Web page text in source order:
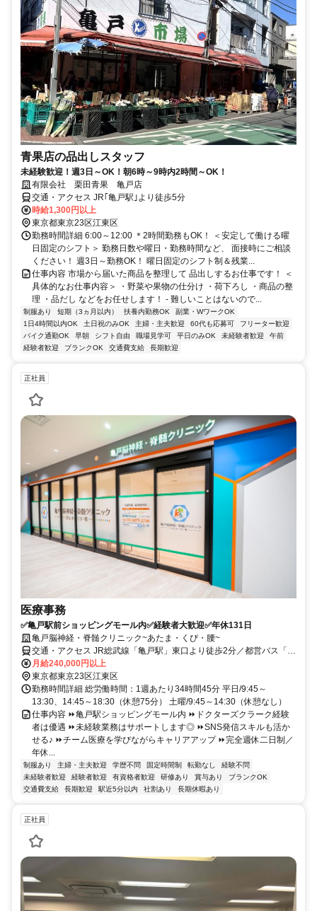
青果店の品出しスタッフ
未経験歓迎！週3日～OK！朝6時～9時内2時間～OK！
有限会社 栗田青果 亀戸店
交通・アクセス JR｢亀戸駅｣より徒歩5分
時給1,300円以上
東京都東京23区江東区
勤務時間詳細 6:00～12:00 ＊2時間勤務もOK！ ＜安定して働ける曜
日固定のシフト＞ 勤務日数や曜日・勤務時間など、 面接時にご相談
ください！ 週3日～勤務OK！ 曜日固定のシフト制＆残業...
仕事内容 市場から届いた商品を整理して 品出しするお仕事です！ ＜
具体的なお仕事内容＞ ・野菜や果物の仕分け ・荷下ろし ・商品の整
理 ・品だし などをお任せします！ - 難しいことはないので...
制服あり 短期（3ヵ月以内） 扶養内勤務OK
副業・WワークOK
1日4時間以内OK
土日祝のみOK 主婦・主夫歓迎 60代も応募可
フリーター歓迎
バイク通勤OK
早朝 シフト自由 職場見学可 平日のみOK 未経験者歓迎
午前
経験者歓迎
ブランクOK 交通費支給 長期歓迎
正社員
医療事務
✅亀戸駅前ショッピングモール内✅経験者大歓迎✅年休131日
亀戸脳神経・脊髄クリニック~あたま・くび・腰~
交通・アクセス JR総武線「亀戸駅」東口より徒歩2分／都営バス「水
神森」バス停より徒歩1分
月給240,000円以上
東京都東京23区江東区
勤務時間詳細 総労働時間：1週あたり34時間45分 平日/9:45～
13:30、14:45～18:30（休憩75分） 土曜/9:45～14:30（休憩なし）
仕事内容 ⏩亀戸駅ショッピングモール内 ⏩ドクターズクラーク経験
者は優遇 ⏩未経験業務はサポートします◎ ⏩SNS発信スキルも活か
せる♪ ⏩チーム医療を学びながらキャリアアップ ⏩完全週休二日制／
年休...
制服あり 主婦・主夫歓迎 学歴不問 固定時間制 転勤なし
経験不問
未経験者歓迎
経験者歓迎 有資格者歓迎 研修あり 賞与あり
ブランクOK
交通費支給
長期歓迎 駅近5分以内 社割あり 長期休暇あり
正社員